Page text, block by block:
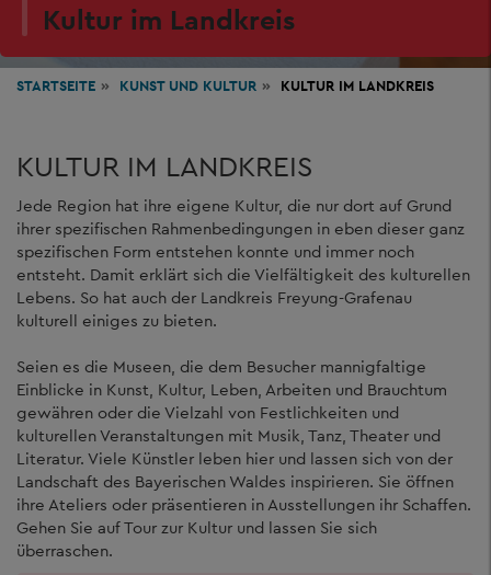
Kultur im Landkreis
STARTSEITE KUNST UND KULTUR KULTUR IM LANDKREIS
KULTUR IM LANDKREIS
Jede Region hat ihre eigene Kultur, die nur dort auf Grund
ihrer spezifischen Rahmenbedingungen in eben dieser ganz
spezifischen Form entstehen konnte und immer noch
entsteht. Damit erklärt sich die Vielfältigkeit des kulturellen
Lebens. So hat auch der Landkreis Freyung-Grafenau
kulturell einiges zu bieten.
Seien es die Museen, die dem Besucher mannigfaltige
Einblicke in Kunst, Kultur, Leben, Arbeiten und Brauchtum
gewähren oder die Vielzahl von Festlichkeiten und
kulturellen Veranstaltungen mit Musik, Tanz, Theater und
Literatur. Viele Künstler leben hier und lassen sich von der
Landschaft des Bayerischen Waldes inspirieren. Sie öffnen
ihre Ateliers oder präsentieren in Ausstellungen ihr Schaffen.
Gehen Sie auf Tour zur Kultur und lassen Sie sich
überraschen.